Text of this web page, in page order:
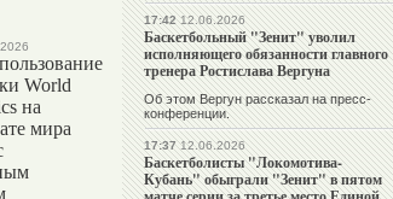
World
на
мира
17:4212.06.2026
Баскетбольный "Зенит" уволил
исполняющего обязанности главного
тренера Ростислава Вергуна
Об этом Вергун рассказал на пресс-
конференции.
17:3712.06.2026
Баскетболисты "Локомотива-
Кубань" обыграли "Зенит" в пятом